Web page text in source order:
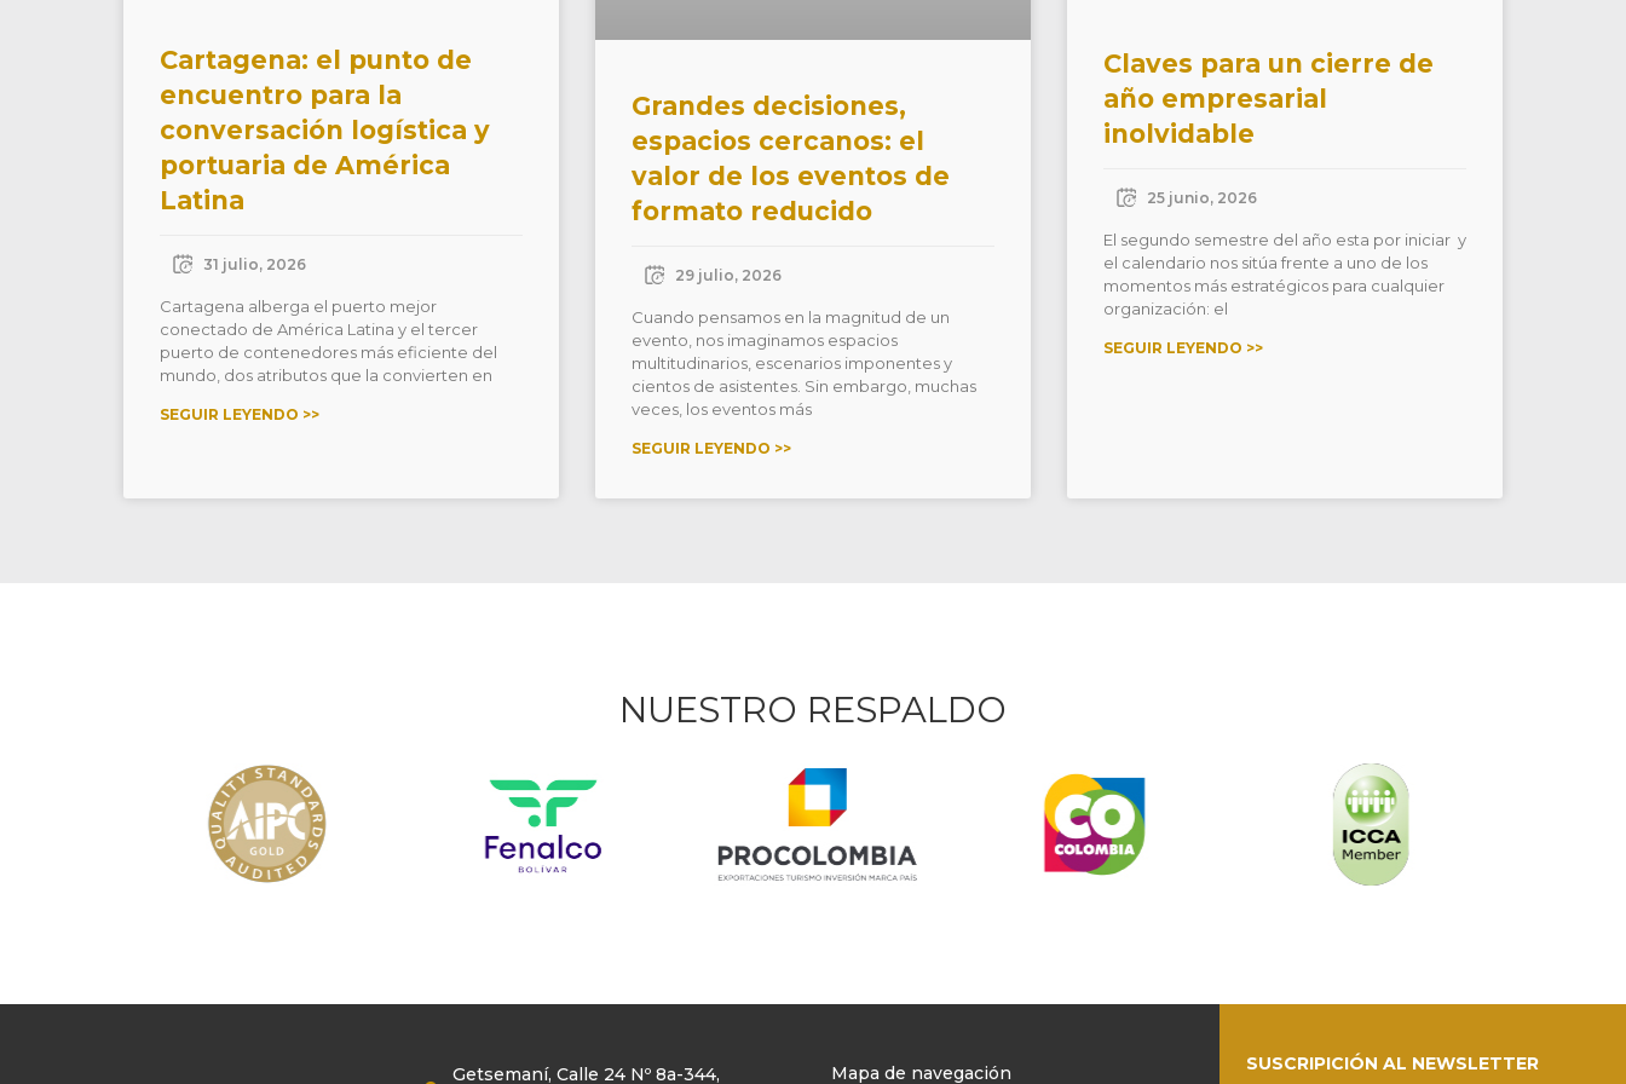
Cartagena: el punto de
encuentro para la
conversación logística y
portuaria de América
Latina
31 julio, 2026
Cartagena alberga el puerto mejor
conectado de América Latina y el tercer
puerto de contenedores más eficiente del
mundo, dos atributos que la convierten en
SEGUIR LEYENDO >>
Grandes decisiones,
espacios cercanos: el
valor de los eventos de
formato reducido
29 julio, 2026
Cuando pensamos en la magnitud de un
evento, nos imaginamos espacios
multitudinarios, escenarios imponentes y
cientos de asistentes. Sin embargo, muchas
veces, los eventos más
SEGUIR LEYENDO >>
Claves para un cierre de
año empresarial
inolvidable
25 junio, 2026
El segundo semestre del año esta por iniciar y
el calendario nos sitúa frente a uno de los
momentos más estratégicos para cualquier
organización: el
SEGUIR LEYENDO >>
NUESTRO RESPALDO
Getsemaní, Calle 24 Nº 8a-344, Mapa de navegación SUSCRIPICIÓN AL NEWSLETTER